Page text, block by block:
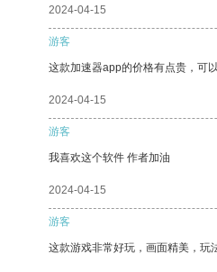
2024-04-15
游客
这款加速器app的价格有点贵，可
2024-04-15
游客
我喜欢这个软件 作者加油
2024-04-15
游客
这款游戏非常好玩，画面精美，玩